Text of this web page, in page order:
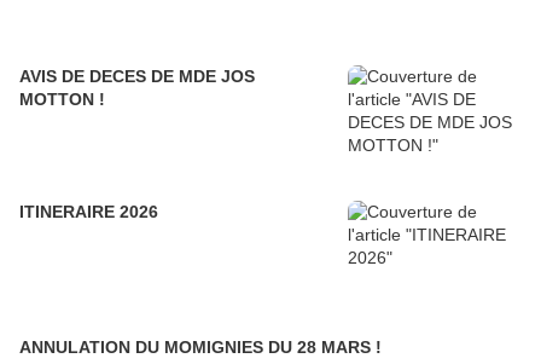
AVIS DE DECES DE MDE JOS
MOTTON !
ITINERAIRE 2026
ANNULATION DU MOMIGNIES DU 28 MARS !